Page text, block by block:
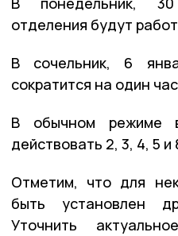
отделения будут
В сочельник, 6
сократится на один
В обычном режиме
действовать 2, 3, 4, 5 и
Отметим, что для
быть установлен
Уточнить